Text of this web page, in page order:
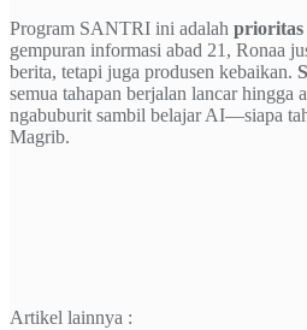
Program SANTRI ini adalah prioritas
gempuran informasi abad 21, Ronaa
berita, tetapi juga produsen kebaikan.
semua tahapan berjalan lancar hingga
ngabuburit sambil belajar AI—siapa
Magrib.
Artikel lainnya :